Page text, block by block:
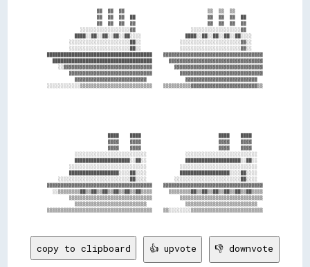
                    ▓▓  ▓▓  ▓▓                              ▒▒  ▒▒  ▒▒
                    ▓▓  ▓▓  ▓▓  ██                          ▓▓  ▓▓  ▓▓  ██
                    ▓▓  ▓▓  ▓▓  ▓▓                          ▓▓  ▓▓  ▓▓  ▓▓
              ░░░░░░░░░░░░░░░░░░▓▓                    ░░░░░░░░░░░░░░░░░░▓▓
            ████░░██░░██░░██░░██░░░░                ████░░██░░██░░██░░██░░░░
          ░░░░░░░░░░░░░░░░░░░░░░██░░              ░░░░░░░░░░░░░░░░░░░░░░▓▓░░
          ░░░░░░░░░░░░░░░░░░░░░░██░░              ░░░░░░░░░░░░░░░░░░░░░░▓▓░░
  ██████████████████████████████████████    ▓▓▓▓▓▓▓▓▓▓▓▓▓▓▓▓▓▓▓▓▓▓▓▓▓▓▓▓▓▓▓▓▓▓▓▓
    ████████████████████████████████████      ▓▓▓▓▓▓▓▓▓▓▓▓▓▓▓▓▓▓▓▓▓▓▓▓▓▓▓▓▓▓▓▓▓▓
      ░░▓▓▓▓▓▓▓▓▓▓▓▓▓▓▓▓▓▓▓▓▓▓▓▓▓▓▓▓▓▓▓▓        ▓▓▓▓▓▓▓▓▓▓▓▓▓▓▓▓▓▓▓▓▓▓▓▓▓▓▓▓▓▓▓▓
          ▓▓▓▓▓▓▓▓▓▓▓▓▓▓▓▓▓▓▓▓▓▓▓▓▓▓▓▓▓▓          ▓▓▓▓▓▓▓▓▓▓▓▓▓▓▓▓▓▓▓▓▓▓▓▓▓▓▓▓▓▓
            ▓▓▓▓▓▓▓▓▓▓▓▓▓▓▓▓▓▓▓▓▓▓▓▓▓▓              ▓▓▓▓▓▓▓▓▓▓▓▓▓▓▓▓▓▓▓▓▓▓▓▓▓▓
  ░░░░░░░░░░░░▒▒▒▒▒▒▒▒▒▒▒▒▒▒▒▒▒▒▒▒▒▒▒▒▒▒    ▒▒▒▒▒▒▒▒▒▒▓▓▓▓▓▓▓▓▓▓▓▓▓▓▓▓▓▓▓▓▓▓▓▓▒▒
                        ████    ████                            ████    ████
                        ▓▓▓▓    ▓▓▓▓                            ▓▓▓▓    ▓▓▓▓
                        ▓▓▓▓    ▓▓▓▓                            ▓▓▓▓    ▓▓▓▓
            ░░░░░░░░░░░░░░░░░░░░░░░░░░              ░░░░░░░░░░░░░░░░░░░░░░░░░░
            ████████████████████░░██░░              ████████████████████░░██░░
          ░░░░░░░░░░░░░░░░░░░░░░░░░░░░            ░░░░░░░░░░░░░░░░░░░░░░░░░░░░
          ██████████████████░░░░██░░░░            ██████████████████░░░░██░░░░
      ░░░░░░░░░░░░░░░░░░░░░░░░░░██░░░░          ░░░░░░░░░░░░░░░░░░░░░░░░██░░░░
  ▓▓▓▓▓▓▓▓▓▓▓▓▓▓▓▓▓▓▓▓▓▓▓▓▓▓▓▓▓▓▓▓▓▓▓▓▓▓    ▓▓▓▓▓▓▓▓▓▓▓▓▓▓▓▓▓▓▓▓▓▓▓▓▓▓▓▓▓▓▓▓▓▓▓▓
    ░░▒▒▒▒▒▒▒▒██▒▒██▒▒██▒▒██▒▒██▒▒██▒▒▒▒      ▒▒▒▒▒▒▒▒██▒▒██▒▒██▒▒██▒▒██▒▒██▒▒▒▒
          ▒▒▒▒▒▒▒▒▒▒▒▒▒▒▒▒▒▒▒▒▒▒▒▒▒▒▒▒▒▒          ▒▒▒▒▒▒▒▒▒▒▒▒▒▒▒▒▒▒▒▒▒▒▒▒▒▒▒▒▒▒
            ▒▒▒▒▒▒▒▒▒▒▒▒▒▒▒▒▒▒▒▒▒▒▒▒▒▒              ▒▒▒▒▒▒▒▒▒▒▒▒▒▒▒▒▒▒▒▒▒▒▒▒▒▒
  ▒▒▒▒▒▒▒▒▒▒▒▒▒▒▒▒▒▒▒▒▒▒▒▒▒▒▒▒▒▒▒▒▒▒▒▒▒▒    ▒▒░░░░░░░░▒▒▒▒▒▒▒▒▒▒▒▒▒▒▒▒▒▒▒▒▒▒▒▒▒▒
copy to clipboard 👍 upvote 👎 downvote